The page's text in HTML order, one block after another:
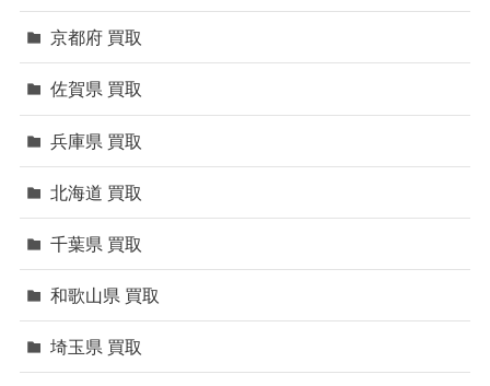
京都府 買取
佐賀県 買取
兵庫県 買取
北海道 買取
千葉県 買取
和歌山県 買取
埼玉県 買取